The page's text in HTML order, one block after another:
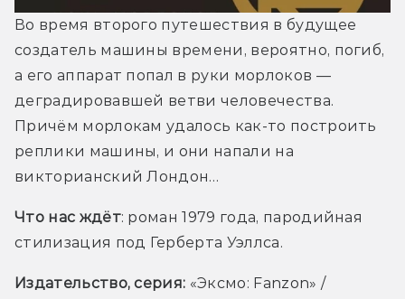
Во время второго путешествия в будущее
создатель машины времени, вероятно, погиб,
а его аппарат попал в руки морлоков —
деградировавшей ветви человечества.
Причём морлокам удалось как-то построить
реплики машины, и они напали на
викторианский Лондон…
Что нас ждёт: роман 1979 года, пародийная
стилизация под Герберта Уэллса.
Издательство, серия: «Эксмо: Fanzon» /